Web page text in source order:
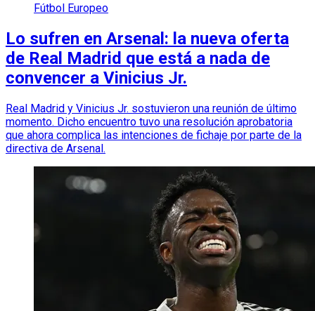
Fútbol Europeo
Lo sufren en Arsenal: la nueva oferta
de Real Madrid que está a nada de
convencer a Vinicius Jr.
Real Madrid y Vinicius Jr. sostuvieron una reunión de último
momento. Dicho encuentro tuvo una resolución aprobatoria
que ahora complica las intenciones de fichaje por parte de la
directiva de Arsenal.